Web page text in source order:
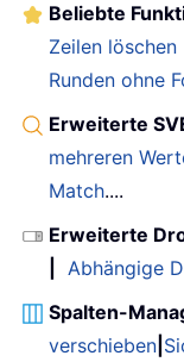
Beliebte
Zeilen löschen
Runden ohne
Erweiterte
mehreren
Match....
Erweiterte
Abhängige
Spalten-
verschieben